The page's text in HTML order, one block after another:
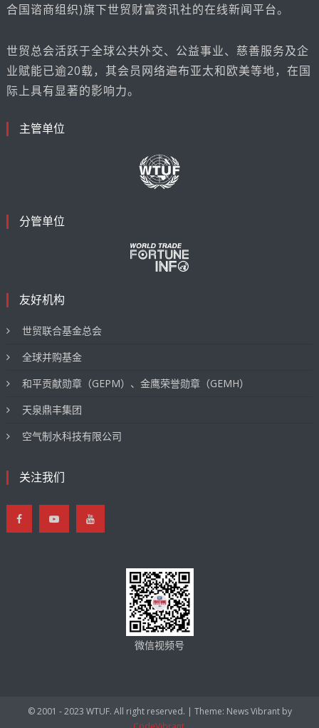
合国谘商组织)旗下世贸财富资讯社的在线新闻平台。
世贸总会活跃于全球公共外交、公益事业、慈善服务及企
业赋能已逾20载，其会员网络遍布亚太和欧美等地，在国
际上具有显著的影响力。
主管单位
分管单位
友好机构
世贸联合基金总会
全球并购基金
和平贡献勋章（GEPM）、金鹰荣誉勋章（GEMH）
天泉鼎丰集团
空气制水科技有限公司
关注我们
微信视频号
© 2001 - 2023 WTUF. All right reserved. | Theme: News Vibrant by